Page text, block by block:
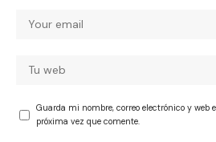
Guarda mi nombre, correo electrónico y web
próxima vez que comente.